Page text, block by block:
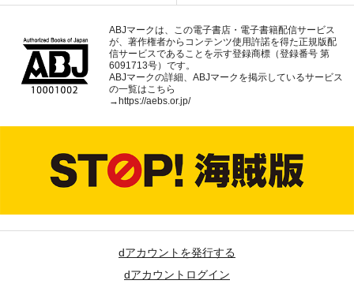
ABJマークは、この電子書店・電子書籍配信サービス
が、著作権者からコンテンツ使用許諾を得た正規版配
信サービスであることを示す登録商標（登録番号 第
6091713号）です。
ABJマークの詳細、ABJマークを掲示しているサービス
の一覧はこちら
→ https://aebs.or.jp/
dアカウントを発行する
dアカウントログイン